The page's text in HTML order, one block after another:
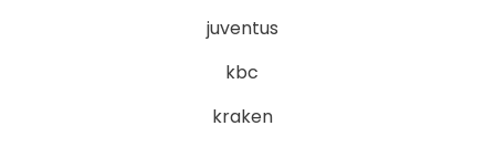
juventus
kbc
kraken